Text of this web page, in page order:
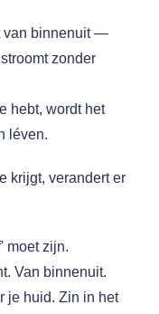
van binnenuit —
zonder
hebt, wordt het
léven.
krijgt, verandert er
moet zijn.
Van binnenuit.
je huid. Zin in het